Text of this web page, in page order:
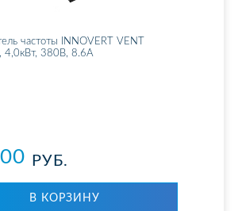
ча­сто­ты INNOVERT VENT
4,0кВт, 380В, 8.6А
РУБ.
В КОР­ЗИ­НУ